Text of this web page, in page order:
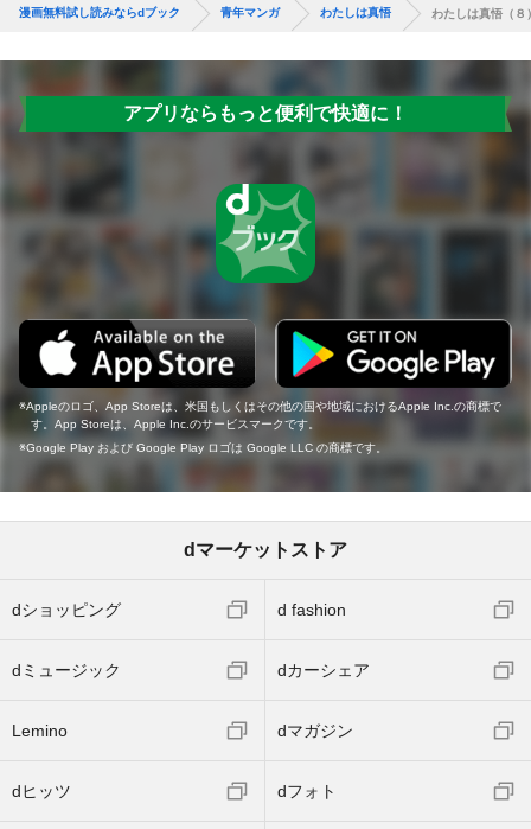
漫画無料試し読みならdブック 青年マンガ わたしは真悟 わたしは真悟（８
アプリならもっと便利で快適に！
Appleのロゴ、App Storeは、米国もしくはその他の国や地域におけるApple Inc.の商標で
す。App Storeは、Apple Inc.のサービスマークです。
Google Play および Google Play ロゴは Google LLC の商標です。
dマーケットストア
dショッピング d fashion
dミュージック dカーシェア
Lemino dマガジン
dヒッツ dフォト